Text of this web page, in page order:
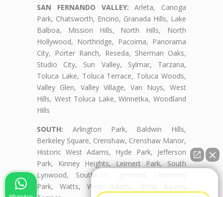
SAN FERNANDO VALLEY: Arleta, Canoga
Park, Chatsworth, Encino, Granada Hills, Lake
Balboa, Mission Hills, North Hills, North
Hollywood, Northridge, Pacoima, Panorama
City, Porter Ranch, Reseda, Sherman Oaks,
Studio City, Sun Valley, Sylmar, Tarzana,
Toluca Lake, Toluca Terrace, Toluca Woods,
Valley Glen, Valley Village, Van Nuys, West
Hills, West Toluca Lake, Winnetka, Woodland
Hills
SOUTH: Arlington Park, Baldwin Hills,
Berkeley Square, Crenshaw, Crenshaw Manor,
Historic West Adams, Hyde Park, Jefferson
Park, Kinney Heights, Leimert Park, South
Lynwood, Southeast Lynwood, University
Park, Watts, West Adams, West Adams